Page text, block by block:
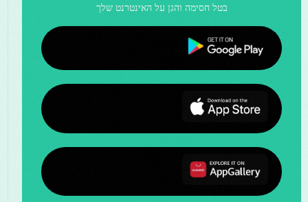
בטל חסימה והגן על האינטרנט שלך